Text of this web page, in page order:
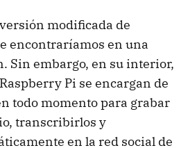
modificada de
encontraríamos en una
Sin embargo, en su interior,
Pi se encargan de
todo momento para grabar
transcribirlos y
en la red social de